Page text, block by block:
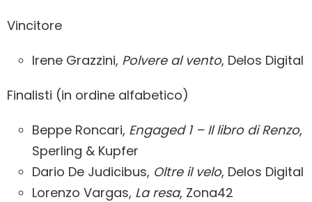
Vincitore
Irene Grazzini, Polvere al vento, Delos Digital
Finalisti (in ordine alfabetico)
Beppe Roncari, Engaged 1 – Il libro di Renzo,
Sperling & Kupfer
Dario De Judicibus, Oltre il velo, Delos Digital
Lorenzo Vargas, La resa, Zona42